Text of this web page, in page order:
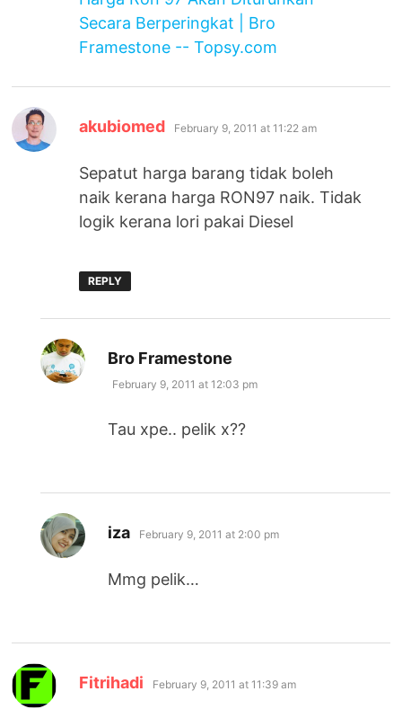
Secara Berperingkat | Bro
Framestone -- Topsy.com
akubiomed says:
February 9, 2011 at 11:22 am
Sepatut harga barang tidak boleh
naik kerana harga RON97 naik. Tidak
logik kerana lori pakai Diesel
REPLY
Bro Framestone
February 9, 2011 at 12:03 pm
Tau xpe.. pelik x??
iza says:
February 9, 2011 at 2:00 pm
Mmg pelik…
Fitrihadi says:
February 9, 2011 at 11:39 am